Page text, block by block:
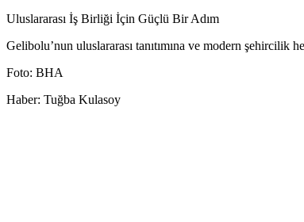
Uluslararası İş Birliği İçin Güçlü Bir Adım
Gelibolu’nun uluslararası tanıtımına ve modern şehircilik
Foto: BHA
Haber: Tuğba Kulasoy